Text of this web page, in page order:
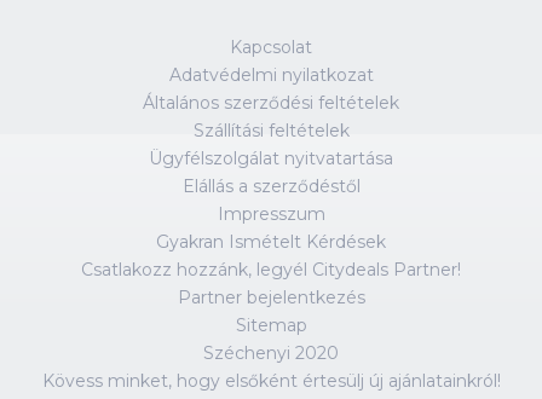
Kapcsolat
Adatvédelmi nyilatkozat
Általános szerződési feltételek
Szállítási feltételek
Ügyfélszolgálat nyitvatartása
Elállás a szerződéstől
Impresszum
Gyakran Ismételt Kérdések
Csatlakozz hozzánk, legyél Citydeals Partner!
Partner bejelentkezés
Sitemap
Széchenyi 2020
Kövess minket, hogy elsőként értesülj új ajánlatainkról!